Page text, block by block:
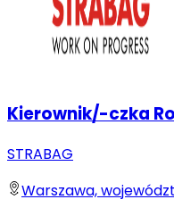
Kierownik/-czka
STRABAG
Warszawa,